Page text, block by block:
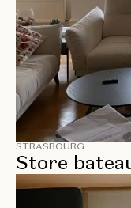
STRASBOURG
Store